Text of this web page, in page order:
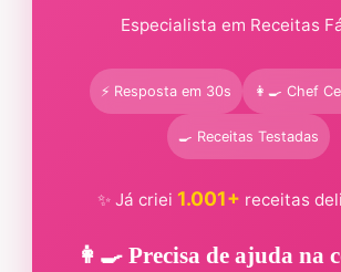
Especialista em Receitas
⚡ Resposta em 30s 👩‍🍳 Chef
🍳 Receitas Testadas
✨ Já criei 1.001+ receitas
👩‍🍳 Precisa de ajuda na